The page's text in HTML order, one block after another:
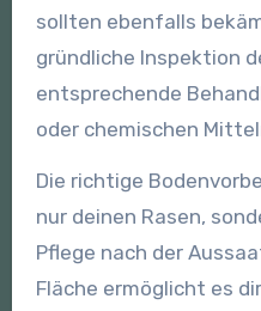
sollten ebenfalls
gründliche Inspektion
entsprechende
oder chemischen
Die richtige
nur deinen Rasen,
Pflege nach der
Fläche ermöglicht es